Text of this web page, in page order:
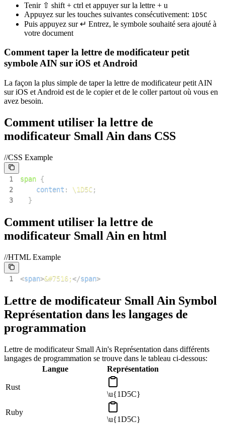
Tenir ⇧ shift + ctrl et appuyer sur la lettre + u
Appuyez sur les touches suivantes consécutivement: 1 D5C
Puis appuyez sur ↵ Entrez, le symbole souhaité sera ajouté à
votre document
Comment taper la lettre de modificateur petit
symbole AIN sur iOS et Android
La façon la plus simple de taper la lettre de modificateur petit AIN
sur iOS et Android est de le copier et de le coller partout où vous en
avez besoin.
Comment utiliser la lettre de
modificateur Small Ain dans CSS
//CSS Example
1 span {
2
content : \1D5C ;
3
}
Comment utiliser la lettre de
modificateur Small Ain en html
//HTML Example
1 <span>&#7516;</span>
Lettre de modificateur Small Ain Symbol
Représentation dans les langages de
programmation
Lettre de modificateur Small Ain's Représentation dans différents
langages de programmation se trouve dans le tableau ci-dessous:
Langue
Représentation
Rust
\u{1D5C}
Ruby
\u{1D5C}